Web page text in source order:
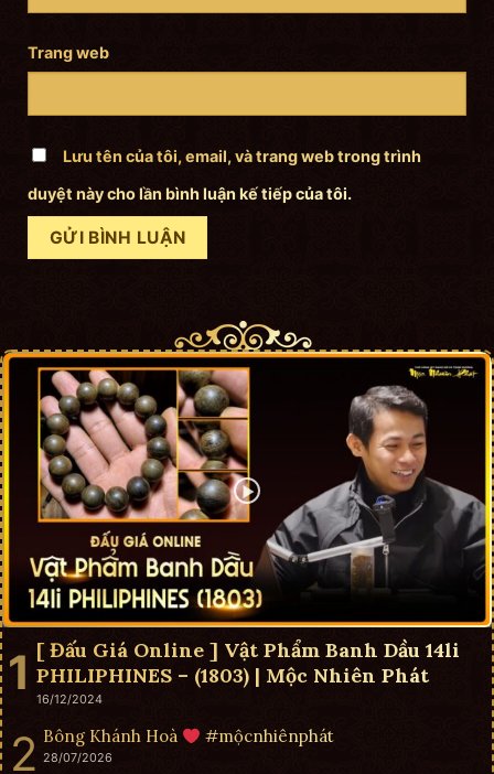
Trang web
Lưu tên của tôi, email, và trang web trong trình
duyệt này cho lần bình luận kế tiếp của tôi.
[ Đấu Giá Online ] Vật Phẩm Banh Dầu 14li
PHILIPHINES – (1803) | Mộc Nhiên Phát
16/12/2024
Bông Khánh Hoà #mộcnhiênphát
28/07/2026